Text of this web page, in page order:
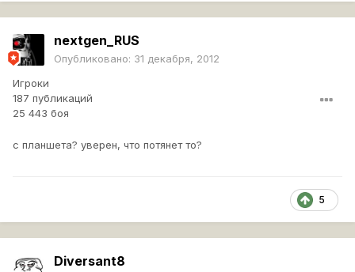
nextgen_RUS
Опубликовано: 31 декабря, 2012
Игроки
187 публикаций
25 443 боя
с планшета? уверен, что потянет то?
5
Diversant8